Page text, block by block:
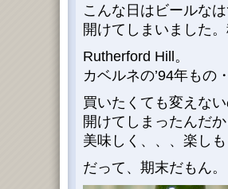
こんな日はビールなは
開けてしまいました。
Rutherford Hill。
カベルネの’94年もの
買いたくても変えない
開けてしまったんだか
美味しく、、、楽し
だって、期末だもん。